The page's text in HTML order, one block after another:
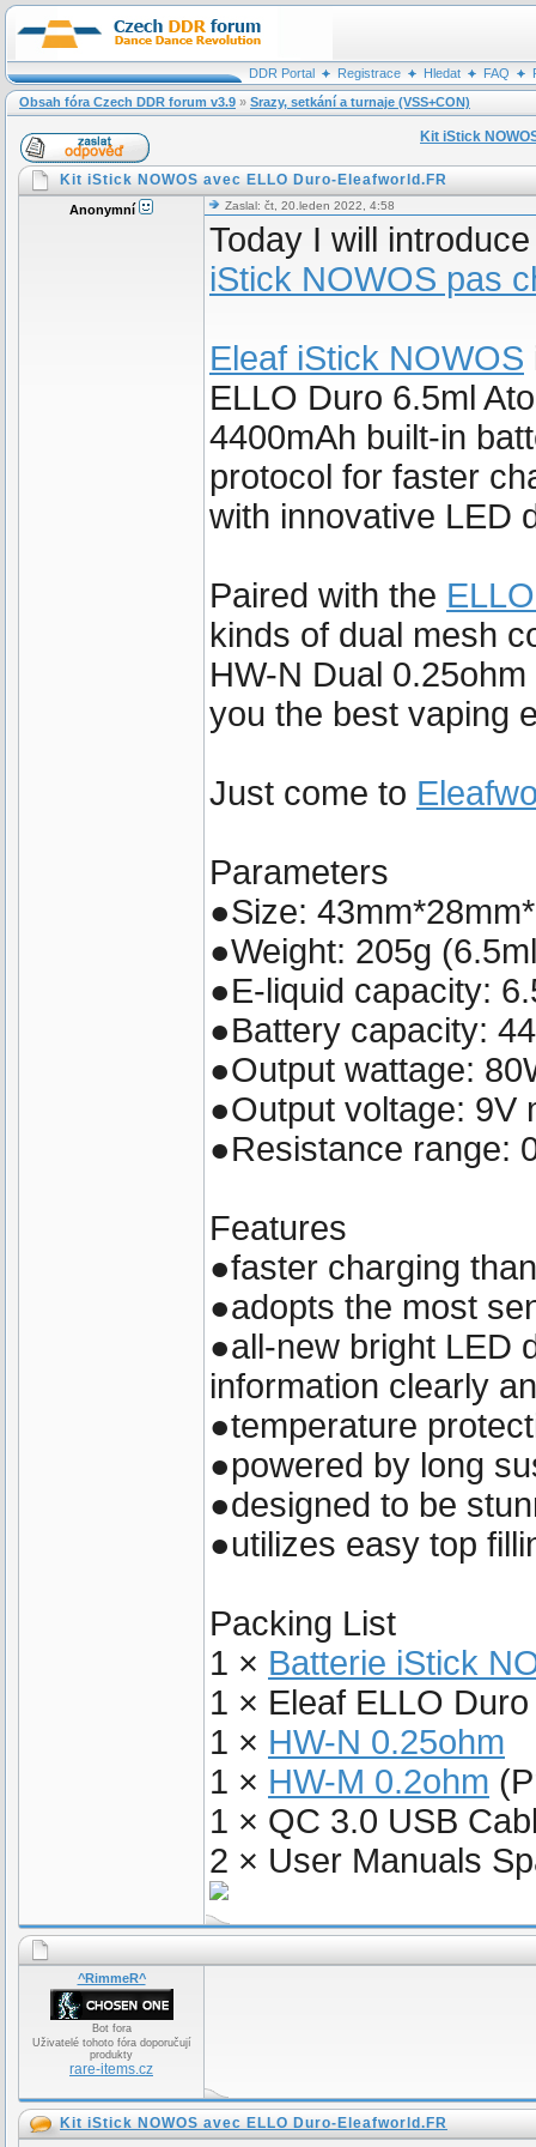
DDR Portal Registrace Hledat FAQ
Obsah fóra Czech DDR forum v3.9 » Srazy, setkání a turnaje (VSS+CON)
Kit iStick
Kit iStick NOWOS avec ELLO Duro-Eleafworld.FR
Anonymní Zaslal: čt, 20.leden 2022, 4:58
Today I will
iStick NOWOS pas
Eleaf iStick NOWOS
ELLO Duro 6.5ml
4400mAh built-in
protocol for faster
with innovative LED
Paired with the
kinds of dual mesh
HW-N Dual
you the best vaping
Just come to
Parameters
●Size:
●Weight: 205g
●E-liquid capacity:
●Battery capacity:
●Output wattage:
●Output voltage: 9V
●Resistance range:
Features
●faster charging
●adopts the most
●all-new bright LED
information clearly
●temperature
●powered by long
●designed to be
●utilizes easy top
Packing List
1 × Batterie iStick
1 × Eleaf ELLO
1 × HW-N 0.25ohm
1 × HW-M 0.2ohm
1 × QC 3.0 USB
2 × User Manuals
^RimmeR^
Bot fora
Uživatelé tohoto fóra doporučují
produkty
rare-items.cz
Kit iStick NOWOS avec ELLO Duro-Eleafworld.FR